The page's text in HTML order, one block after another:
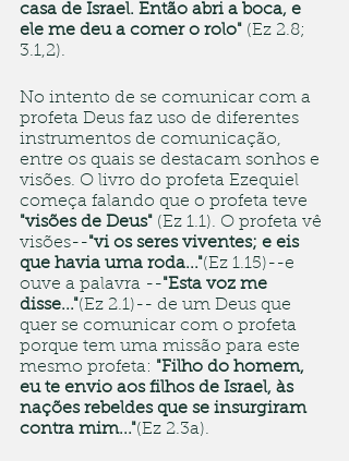
casa de Israel. Então abri a boca, e
ele me deu a comer o rolo" (Ez 2.8;
3.1,2).
No intento de se comunicar com a
profeta Deus faz uso de diferentes
instrumentos de comunicação,
entre os quais se destacam sonhos e
visões. O livro do profeta Ezequiel
começa falando que o profeta teve
"visões de Deus" (Ez 1.1). O profeta vê
visões--"vi os seres viventes; e eis
que havia uma roda..."(Ez 1.15)--e
ouve a palavra --"Esta voz me
disse..."(Ez 2.1)-- de um Deus que
quer se comunicar com o profeta
porque tem uma missão para este
mesmo profeta: "Filho do homem,
eu te envio aos filhos de Israel, às
nações rebeldes que se insurgiram
contra mim..."(Ez 2.3a).